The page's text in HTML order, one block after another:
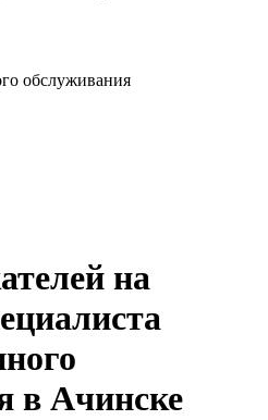
обслуживания
на
в Ачинске